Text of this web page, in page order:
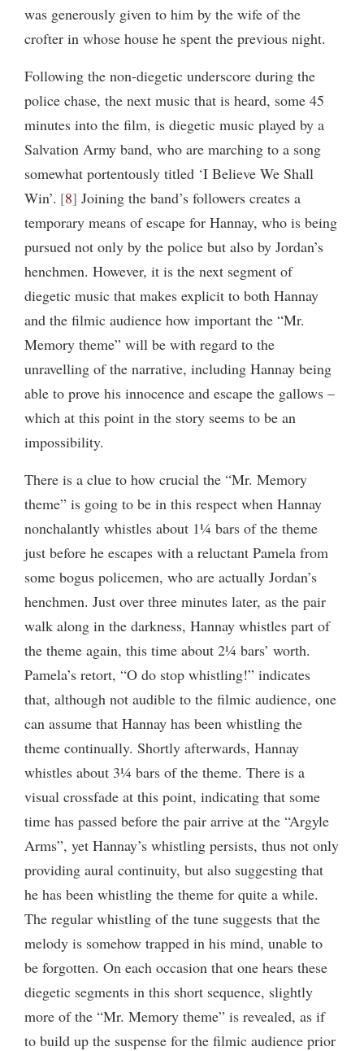
was generously given to him by the wife of the
crofter in whose house he spent the previous night.
Following the non-diegetic underscore during the
police chase, the next music that is heard, some 45
minutes into the film, is diegetic music played by a
Salvation Army band, who are marching to a song
somewhat portentously titled ‘I Believe We Shall
Win’. 8 Joining the band’s followers creates a
temporary means of escape for Hannay, who is being
pursued not only by the police but also by Jordan’s
henchmen. However, it is the next segment of
diegetic music that makes explicit to both Hannay
and the filmic audience how important the “Mr.
Memory theme” will be with regard to the
unravelling of the narrative, including Hannay being
able to prove his innocence and escape the gallows –
which at this point in the story seems to be an
impossibility.
There is a clue to how crucial the “Mr. Memory
theme” is going to be in this respect when Hannay
nonchalantly whistles about 1¼ bars of the theme
just before he escapes with a reluctant Pamela from
some bogus policemen, who are actually Jordan’s
henchmen. Just over three minutes later, as the pair
walk along in the darkness, Hannay whistles part of
the theme again, this time about 2¼ bars’ worth.
Pamela’s retort, “O do stop whistling!” indicates
that, although not audible to the filmic audience, one
can assume that Hannay has been whistling the
theme continually. Shortly afterwards, Hannay
whistles about 3¼ bars of the theme. There is a
visual crossfade at this point, indicating that some
time has passed before the pair arrive at the “Argyle
Arms”, yet Hannay’s whistling persists, thus not only
providing aural continuity, but also suggesting that
he has been whistling the theme for quite a while.
The regular whistling of the tune suggests that the
melody is somehow trapped in his mind, unable to
be forgotten. On each occasion that one hears these
diegetic segments in this short sequence, slightly
more of the “Mr. Memory theme” is revealed, as if
to build up the suspense for the filmic audience prior